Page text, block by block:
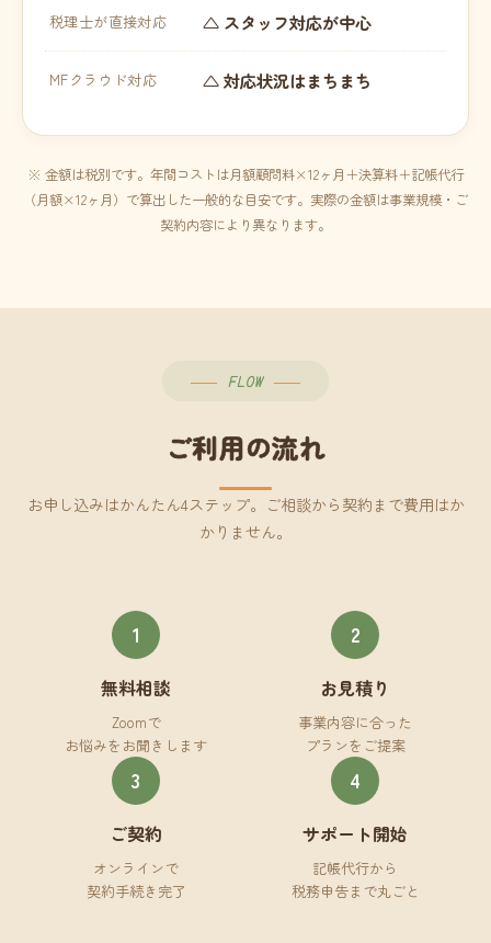
税理士が直接対応 △ スタッフ対応が中心
MFクラウド対応 △ 対応状況はまちまち
※ 金額は税別です。年間コストは月額顧問料×12ヶ月＋決算料＋記帳代行
（月額×12ヶ月）で算出した一般的な目安です。実際の金額は事業規模・ご
契約内容により異なります。
FLOW
ご利用の流れ
お申し込みはかんたん4ステップ。ご相談から契約まで費用はか
かりません。
1
無料相談
Zoomで
お悩みをお聞きします
2
お見積り
事業内容に合った
プランをご提案
3
ご契約
オンラインで
契約手続き完了
4
サポート開始
記帳代行から
税務申告まで丸ごと